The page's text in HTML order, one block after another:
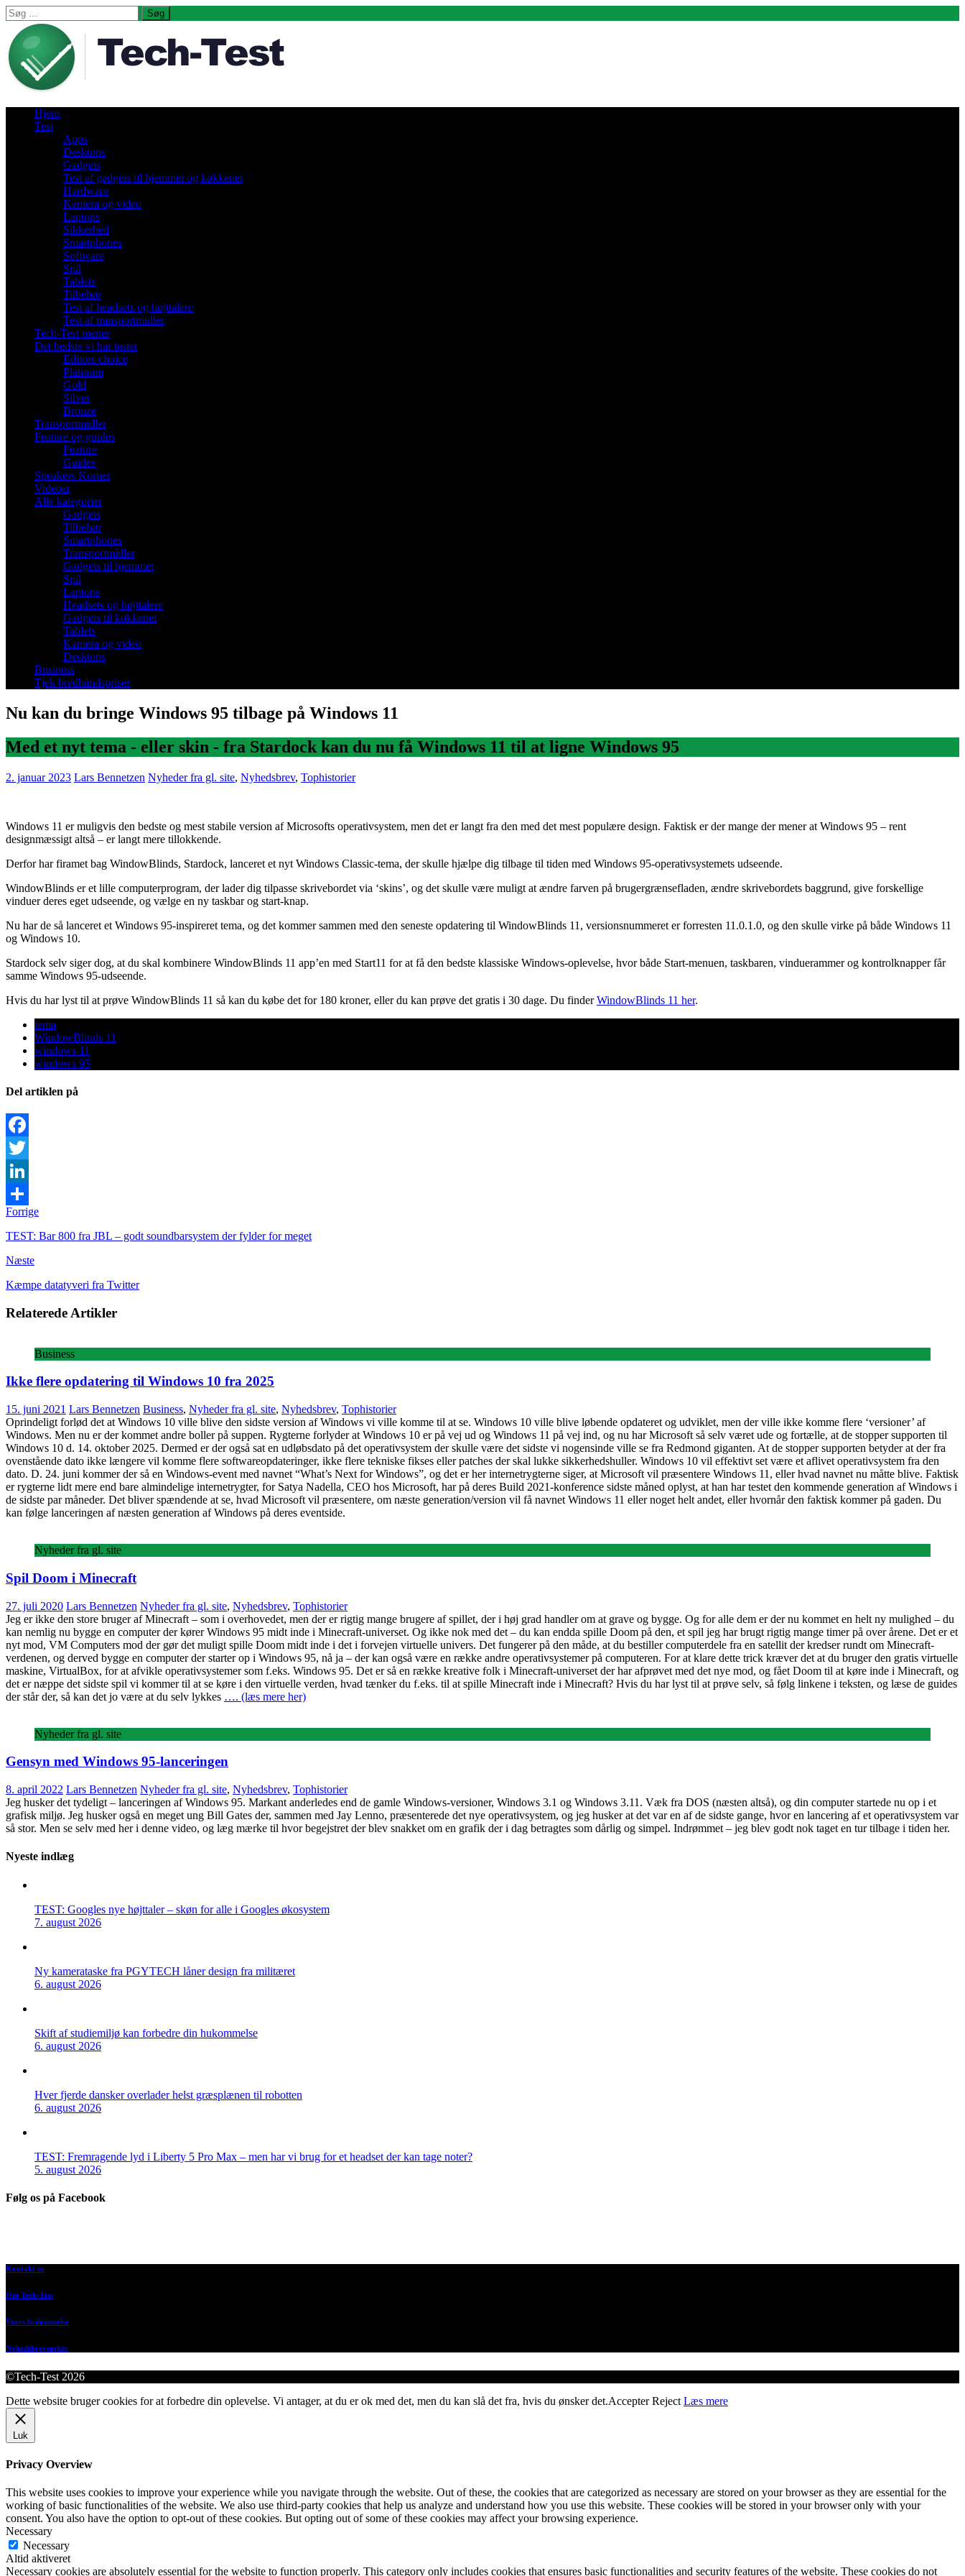
Søg
efter:
Hjem
Test
Apps
Desktops
Gadgets
Test af gadgets til hjemmet og køkkenet
Hardware
Kamera og video
Laptops
Sikkerhed
Smartphones
Software
Spil
Tablets
Tilbehør
Test af headsets og højttalere
Test af transportmidler
Tech-Test mener
Det bedste vi har testet
Editors choice
Platinum
Gold
Silver
Bronze
Transportmidler
Feature og guides
Feature
Guides
Speakers Korner
Videoer
Alle kategorier
Gadgets
Tilbehør
Smartphones
Transportmidler
Gadgets til hjemmet
Spil
Laptops
Headsets og højttalere
Gadgets til køkkenet
Tablets
Kamera og video
Desktops
Business
Tjek bredbåndspriser
Nu kan du bringe Windows 95 tilbage på Windows 11
Med et nyt tema - eller skin - fra Stardock kan du nu få Windows 11 til at ligne Windows 95
2. januar 2023 Lars Bennetzen Nyheder fra gl. site, Nyhedsbrev, Tophistorier
Windows 11 er muligvis den bedste og mest stabile version af Microsofts operativsystem, men det er langt fra den med det mest populære design. Faktisk er der mange der mener at Windows 95 – rent
designmæssigt altså – er langt mere tillokkende.
Derfor har firamet bag WindowBlinds, Stardock, lanceret et nyt Windows Classic-tema, der skulle hjælpe dig tilbage til tiden med Windows 95-operativsystemets udseende.
WindowBlinds er et lille computerprogram, der lader dig tilpasse skrivebordet via ‘skins’, og det skulle være muligt at ændre farven på brugergrænsefladen, ændre skrivebordets baggrund, give forskellige
vinduer deres eget udseende, og vælge en ny taskbar og start-knap.
Nu har de så lanceret et Windows 95-inspireret tema, og det kommer sammen med den seneste opdatering til WindowBlinds 11, versionsnummeret er forresten 11.0.1.0, og den skulle virke på både Windows 11
og Windows 10.
Stardock selv siger dog, at du skal kombinere WindowBlinds 11 app’en med Start11 for at få den bedste klassiske Windows-oplevelse, hvor både Start-menuen, taskbaren, vinduerammer og kontrolknapper får
samme Windows 95-udseende.
Hvis du har lyst til at prøve WindowBlinds 11 så kan du købe det for 180 kroner, eller du kan prøve det gratis i 30 dage. Du finderWindowBlinds 11 her.
tema
WindowBlinds 11
windows 11
windows 95
Del artiklen på
Facebook
Twitter
LinkedIn
Share
Forrige
TEST: Bar 800 fra JBL – godt soundbarsystem der fylder for meget
Næste
Kæmpe datatyveri fra Twitter
Relaterede Artikler
Business
Ikke flere opdatering til Windows 10 fra 2025
15. juni 2021 Lars Bennetzen Business, Nyheder fra gl. site, Nyhedsbrev, Tophistorier
Oprindeligt forlød det at Windows 10 ville blive den sidste version af Windows vi ville komme til at se. Windows 10 ville blive løbende opdateret og udviklet, men der ville ikke komme flere ‘versioner’ af
Windows. Men nu er der kommet andre boller på suppen. Rygterne forlyder at Windows 10 er på vej ud og Windows 11 på vej ind, og nu har Microsoft så selv været ude og fortælle, at de stopper supporten til
Windows 10 d. 14. oktober 2025. Dermed er der også sat en udløbsdato på det operativsystem der skulle være det sidste vi nogensinde ville se fra Redmond giganten. At de stopper supporten betyder at der fra
ovenstående dato ikke længere vil komme flere softwareopdateringer, ikke flere tekniske fikses eller patches der skal lukke sikkerhedshuller. Windows 10 vil effektivt set være et aflivet operativsystem fra den
dato. D. 24. juni kommer der så en Windows-event med navnet “What’s Next for Windows”, og det er her internetrygterne siger, at Microsoft vil præsentere Windows 11, eller hvad navnet nu måtte blive. Faktisk
er rygterne lidt mere end bare almindelige internetrygter, for Satya Nadella, CEO hos Microsoft, har på deres Build 2021-konference sidste måned oplyst, at han har testet den kommende generation af Windows i
de sidste par måneder. Det bliver spændende at se, hvad Microsoft vil præsentere, om næste generation/version vil få navnet Windows 11 eller noget helt andet, eller hvornår den faktisk kommer på gaden. Du
kan følge lanceringen af næsten generation af Windows på deres eventside.
Nyheder fra gl. site
Spil Doom i Minecraft
27. juli 2020 Lars Bennetzen Nyheder fra gl. site, Nyhedsbrev, Tophistorier
Jeg er ikke den store bruger af Minecraft – som i overhovedet, men der er rigtig mange brugere af spillet, der i høj grad handler om at grave og bygge. Og for alle dem er der nu kommet en helt ny mulighed – du
kan nemlig nu bygge en computer der kører Windows 95 midt inde i Minecraft-universet. Og ikke nok med det – du kan endda spille Doom på den, et spil jeg har brugt rigtig mange timer på over årene. Det er et
nyt mod, VM Computers mod der gør det muligt spille Doom midt inde i det i forvejen virtuelle univers. Det fungerer på den måde, at du bestiller computerdele fra en satellit der kredser rundt om Minecraft-
verdenen, og derved bygge en computer der starter op i Windows 95, nå ja – der kan også være en række andre operativsystemer på computeren. For at klare dette trick kræver det at du bruger den gratis virtuelle
maskine, VirtualBox, for at afvikle operativsystemer som f.eks. Windows 95. Det er så en række kreative folk i Minecraft-universet der har afprøvet med det nye mod, og fået Doom til at køre inde i Minecraft, og
det er næppe det sidste spil vi kommer til at se køre i den virtuelle verden, hvad tænker du f.eks. til at spille Minecraft inde i Minecraft? Hvis du har lyst til at prøve selv, så følg linkene i teksten, og læse de guides
der står der, så kan det jo være at du selv lykkes …. (læs mere her)
Nyheder fra gl. site
Gensyn med Windows 95-lanceringen
8. april 2022 Lars Bennetzen Nyheder fra gl. site, Nyhedsbrev, Tophistorier
Jeg husker det tydeligt – lanceringen af Windows 95. Markant anderledes end de gamle Windows-versioner, Windows 3.1 og Windows 3.11. Væk fra DOS (næsten altså), og din computer startede nu op i et
grafisk miljø. Jeg husker også en meget ung Bill Gates der, sammen med Jay Lenno, præsenterede det nye operativsystem, og jeg husker at det var en af de sidste gange, hvor en lancering af et operativsystem var
så stor. Men se selv med her i denne video, og læg mærke til hvor begejstret der blev snakket om en grafik der i dag betragtes som dårlig og simpel. Indrømmet – jeg blev godt nok taget en tur tilbage i tiden her.
Nyeste indlæg
TEST: Googles nye højttaler – skøn for alle i Googles økosystem
7. august 2026
Ny kamerataske fra PGYTECH låner design fra militæret
6. august 2026
Skift af studiemiljø kan forbedre din hukommelse
6. august 2026
Hver fjerde dansker overlader helst græsplænen til robotten
6. august 2026
TEST: Fremragende lyd i Liberty 5 Pro Max – men har vi brug for et headset der kan tage noter?
5. august 2026
Følg os på Facebook
Kontakt os
Om Tech-Test
Vores bedømmelse
Nyhedsbrevsarkiv
©Tech-Test 2026
Dette website bruger cookies for at forbedre din oplevelse. Vi antager, at du er ok med det, men du kan slå det fra, hvis du ønsker det.Accepter Reject Læs mere
Luk
Privacy Overview
This website uses cookies to improve your experience while you navigate through the website. Out of these, the cookies that are categorized as necessary are stored on your browser as they are essential for the
working of basic functionalities of the website. We also use third-party cookies that help us analyze and understand how you use this website. These cookies will be stored in your browser only with your
consent. You also have the option to opt-out of these cookies. But opting out of some of these cookies may affect your browsing experience.
Necessary
Necessary
Altid aktiveret
Necessary cookies are absolutely essential for the website to function properly. This category only includes cookies that ensures basic functionalities and security features of the website. These cookies do not